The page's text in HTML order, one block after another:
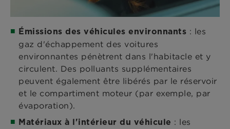
Émissions des véhicules environnants : les
gaz d'échappement des voitures
environnantes pénètrent dans l'habitacle et y
circulent. Des polluants supplémentaires
peuvent également être libérés par le réservoir
et le compartiment moteur (par exemple, par
évaporation).
Matériaux à l'intérieur du véhicule : les